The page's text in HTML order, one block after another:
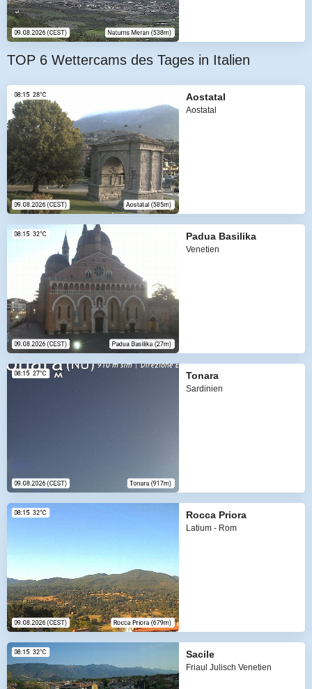
TOP 6 Wettercams des Tages in Italien
Aostatal
Aostatal
Padua Basilika
Venetien
Tonara
Sardinien
Rocca Priora
Latium - Rom
Sacile
Friaul Julisch Venetien